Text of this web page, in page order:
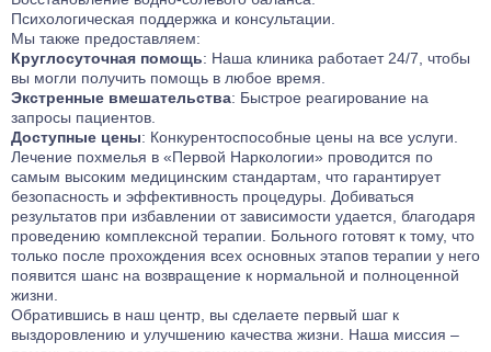
Психологическая поддержка и консультации.
Мы также предоставляем:
Круглосуточная помощь: Наша клиника работает 24/7, чтобы
вы могли получить помощь в любое время.
Экстренные вмешательства: Быстрое реагирование на
запросы пациентов.
Доступные цены: Конкурентоспособные цены на все услуги.
Лечение похмелья в «Первой Наркологии» проводится по
самым высоким медицинским стандартам, что гарантирует
безопасность и эффективность процедуры. Добиваться
результатов при избавлении от зависимости удается, благодаря
проведению комплексной терапии. Больного готовят к тому, что
только после прохождения всех основных этапов терапии у него
появится шанс на возвращение к нормальной и полноценной
жизни.
Обратившись в наш центр, вы сделаете первый шаг к
выздоровлению и улучшению качества жизни. Наша миссия –